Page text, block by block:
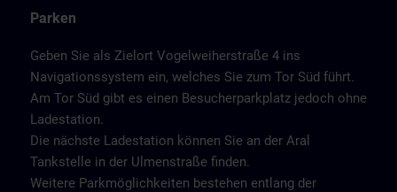
Parken
Geben Sie als Zielort Vogelweiherstraße 4 ins
Navigationssystem ein, welches Sie zum Tor Süd führt.
Am Tor Süd gibt es einen Besucherparkplatz jedoch ohne
Ladestation.
Die nächste Ladestation können Sie an der Aral
Tankstelle in der Ulmenstraße finden.
Weitere Parkmöglichkeiten bestehen entlang der